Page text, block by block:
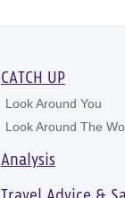
CATCH UP
Look Around You
Look Around The
Analysis